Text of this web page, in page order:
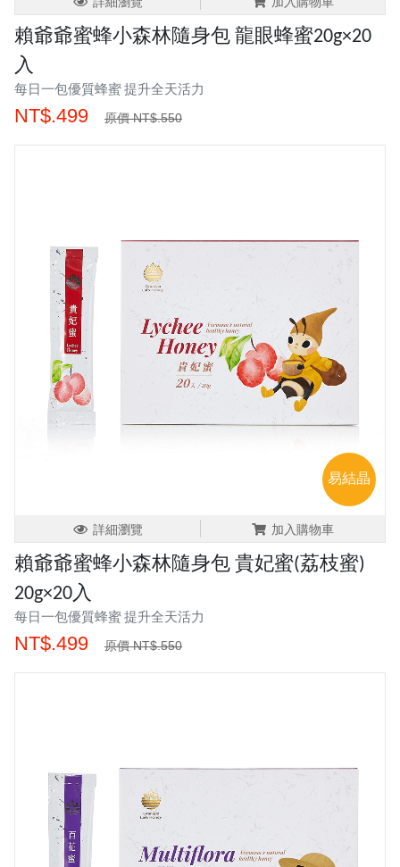
詳細瀏覽 加入購物車
賴爺爺蜜蜂小森林隨身包 龍眼蜂蜜20g×20
入
每日一包優質蜂蜜 提升全天活力
NT$.499 原價 NT$.550
易結晶
詳細瀏覽 加入購物車
賴爺爺蜜蜂小森林隨身包 貴妃蜜(荔枝蜜)
20g×20入
每日一包優質蜂蜜 提升全天活力
NT$.499 原價 NT$.550